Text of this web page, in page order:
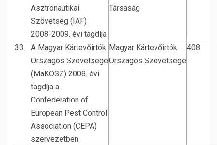
Asztronautikai
Szövetség (IAF)
2008-2009. évi tagdíja
Társaság
33.
A Magyar Kártevőirtók
Országos Szövetsége
(MaKOSZ) 2008. évi
tagdíja a
Confederation of
European Pest Control
Association (CEPA)
szervezetben
Magyar Kártevőirtók
Országos Szövetsége
408